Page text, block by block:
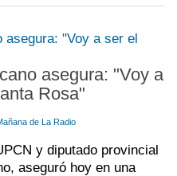
asegura: "Voy a
Rosa"
de La Radio
y diputado provincial
aseguró hoy en una